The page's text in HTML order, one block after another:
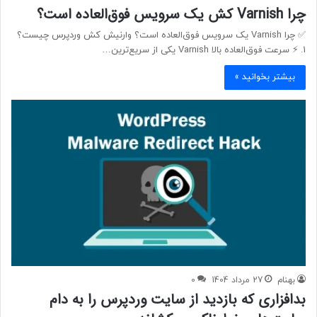
چرا Varnish کش یک سرویس فوق‌العاده است؟
✅ چرا Varnish یک سرویس فوق‌العاده است؟ وارنیش کش وردپرس چیست؟
1. ⚡ سرعت فوق‌العاده بالا Varnish یکی از سریع‌ترین…
بیشتر بخوانید »
بهنام 27 مرداد 1404 0
بدافزاری که بازدید از سایت وردپرس را به دام